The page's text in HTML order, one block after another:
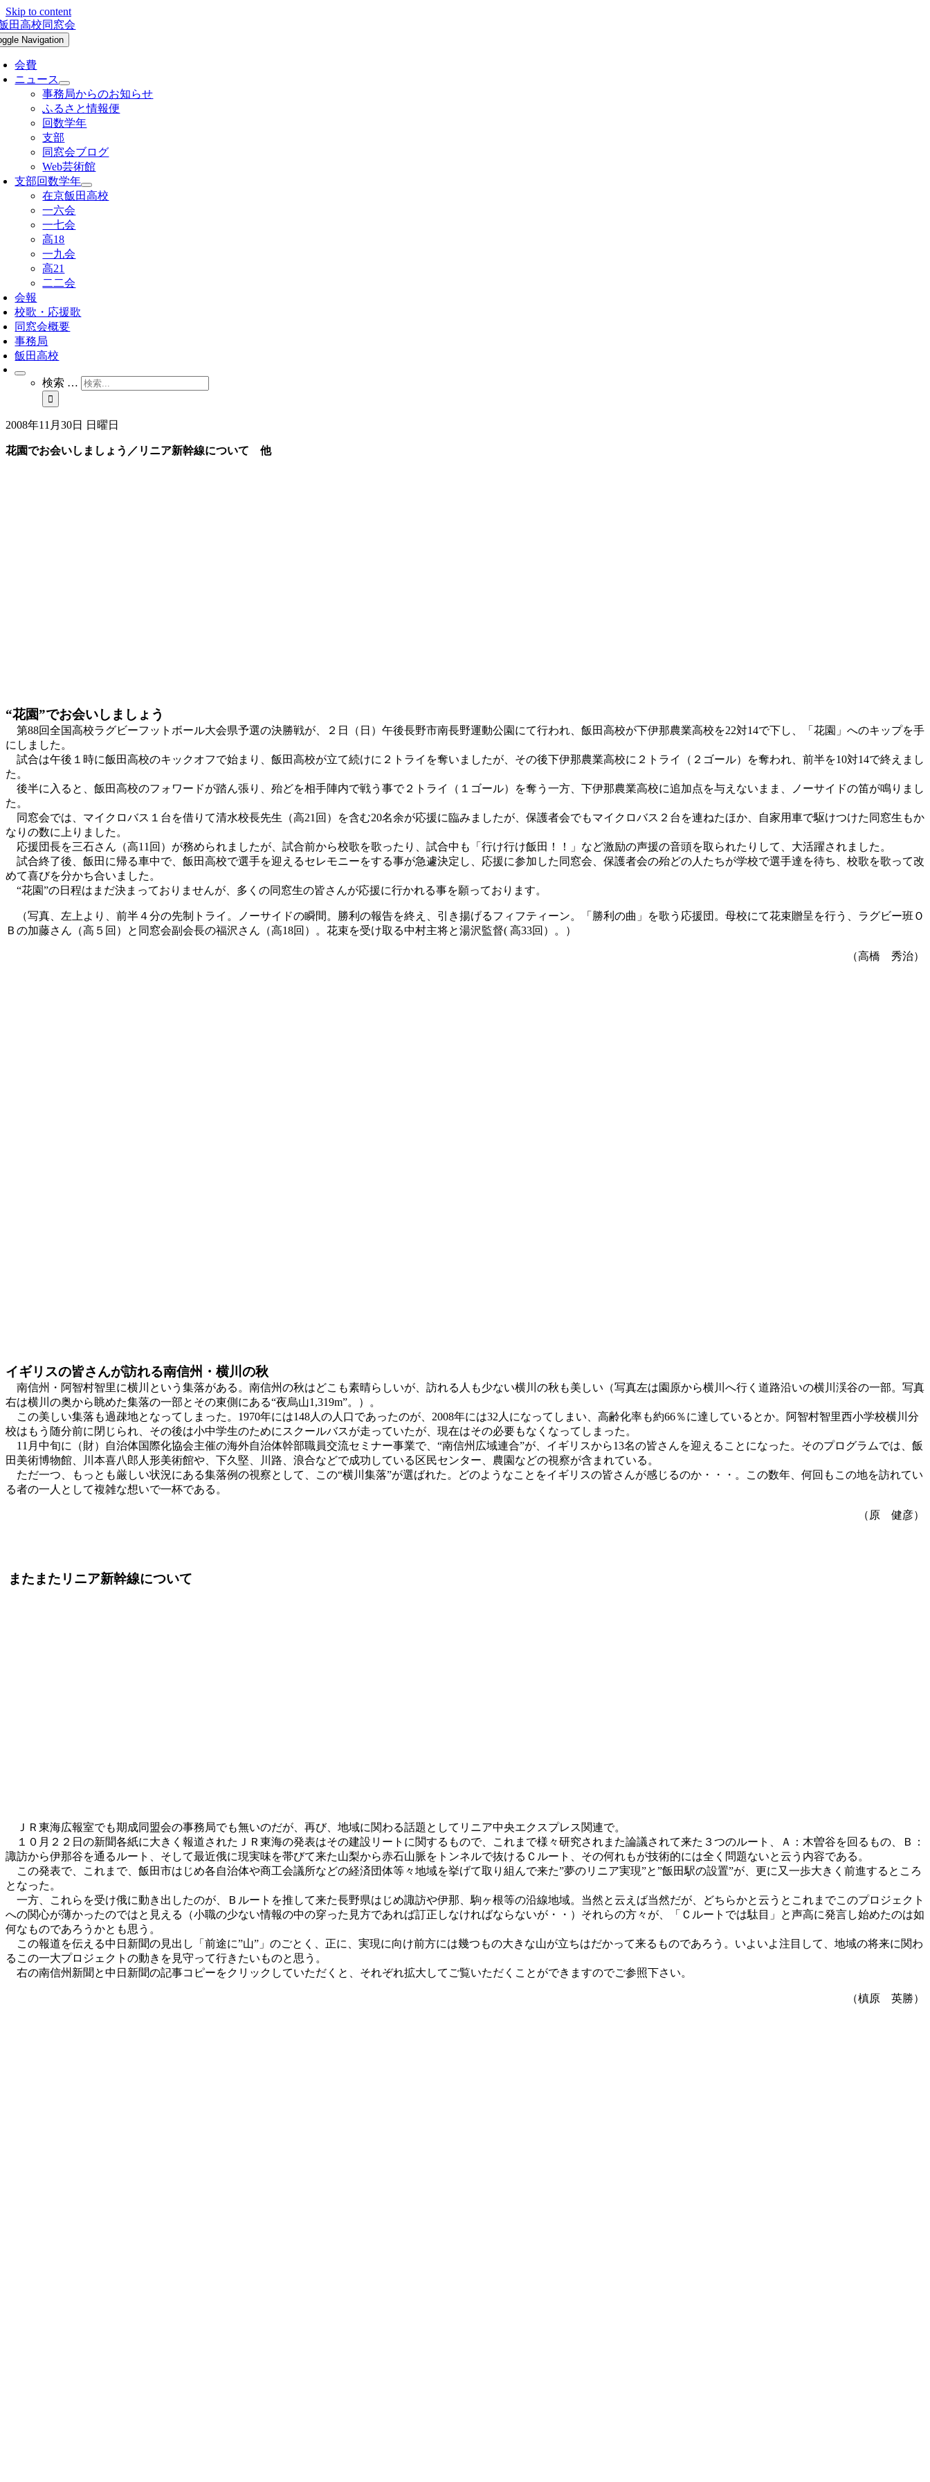
Skip to content
Navigation
会費
ニュース
事務局からのお知らせ
ふるさと情報便
回数学年
支部
同窓会ブログ
Web芸術館
支部回数学年
在京飯田高校
一六会
一七会
高18
一九会
高21
二二会
会報
校歌・応援歌
同窓会概要
事務局
飯田高校
検索 …
2008年11月30日 日曜日
花園でお会いしましょう／リニア新幹線について 他
“花園”でお会いしましょう
第88回全国高校ラグビーフットボール大会県予選の決勝戦が、２日（日）午後長野市南長野運動公園にて行われ、飯田高校が下伊那農業高校を22対14で下し、「花園」へのキップを手
にしました。
試合は午後１時に飯田高校のキックオフで始まり、飯田高校が立て続けに２トライを奪いましたが、その後下伊那農業高校に２トライ（２ゴール）を奪われ、前半を10対14で終えまし
た。
後半に入ると、飯田高校のフォワードが踏ん張り、殆どを相手陣内で戦う事で２トライ（１ゴール）を奪う一方、下伊那農業高校に追加点を与えないまま、ノーサイドの笛が鳴りまし
た。
同窓会では、マイクロバス１台を借りて清水校長先生（高21回）を含む20名余が応援に臨みましたが、保護者会でもマイクロバス２台を連ねたほか、自家用車で駆けつけた同窓生もか
なりの数に上りました。
応援団長を三石さん（高11回）が務められましたが、試合前から校歌を歌ったり、試合中も「行け行け飯田！！」など激励の声援の音頭を取られたりして、大活躍されました。
試合終了後、飯田に帰る車中で、飯田高校で選手を迎えるセレモニーをする事が急遽決定し、応援に参加した同窓会、保護者会の殆どの人たちが学校で選手達を待ち、校歌を歌って改
めて喜びを分かち合いました。
“花園”の日程はまだ決まっておりませんが、多くの同窓生の皆さんが応援に行かれる事を願っております。
（写真、左上より、前半４分の先制トライ。ノーサイドの瞬間。勝利の報告を終え、引き揚げるフィフティーン。「勝利の曲」を歌う応援団。母校にて花束贈呈を行う、ラグビー班Ｏ
Ｂの加藤さん（高５回）と同窓会副会長の福沢さん（高18回）。花束を受け取る中村主将と湯沢監督( 高33回）。）
（高橋 秀治）
イギリスの皆さんが訪れる南信州・横川の秋
南信州・阿智村智里に横川という集落がある。南信州の秋はどこも素晴らしいが、訪れる人も少ない横川の秋も美しい（写真左は園原から横川へ行く道路沿いの横川渓谷の一部。写真
右は横川の奥から眺めた集落の一部とその東側にある“夜烏山1,319m”。）。
この美しい集落も過疎地となってしまった。1970年には148人の人口であったのが、2008年には32人になってしまい、高齢化率も約66％に達しているとか。阿智村智里西小学校横川分
校はもう随分前に閉じられ、その後は小中学生のためにスクールバスが走っていたが、現在はその必要もなくなってしまった。
11月中旬に（財）自治体国際化協会主催の海外自治体幹部職員交流セミナー事業で、“南信州広域連合”が、イギリスから13名の皆さんを迎えることになった。そのプログラムでは、飯
田美術博物館、川本喜八郎人形美術館や、下久堅、川路、浪合などで成功している区民センター、農園などの視察が含まれている。
ただ一つ、もっとも厳しい状況にある集落例の視察として、この“横川集落”が選ばれた。どのようなことをイギリスの皆さんが感じるのか・・・。この数年、何回もこの地を訪れてい
る者の一人として複雑な想いで一杯である。
（原 健彦）
またまたリニア新幹線について
ＪＲ東海広報室でも期成同盟会の事務局でも無いのだが、再び、地域に関わる話題としてリニア中央エクスプレス関連で。
１０月２２日の新聞各紙に大きく報道されたＪＲ東海の発表はその建設リートに関するもので、これまで様々研究されまた論議されて来た３つのルート、Ａ：木曽谷を回るもの、Ｂ：
諏訪から伊那谷を通るルート、そして最近俄に現実味を帯びて来た山梨から赤石山脈をトンネルで抜けるＣルート、その何れもが技術的には全く問題ないと云う内容である。
この発表で、これまで、飯田市はじめ各自治体や商工会議所などの経済団体等々地域を挙げて取り組んで来た”夢のリニア実現”と”飯田駅の設置”が、更に又一歩大きく前進するところ
となった。
一方、これらを受け俄に動き出したのが、Ｂルートを推して来た長野県はじめ諏訪や伊那、駒ヶ根等の沿線地域。当然と云えば当然だが、どちらかと云うとこれまでこのプロジェクト
への関心が薄かったのではと見える（小職の少ない情報の中の穿った見方であれば訂正しなければならないが・・）それらの方々が、「Ｃルートでは駄目」と声高に発言し始めたのは如
何なものであろうかとも思う。
この報道を伝える中日新聞の見出し「前途に”山”」のごとく、正に、実現に向け前方には幾つもの大きな山が立ちはだかって来るものであろう。いよいよ注目して、地域の将来に関わ
るこの一大プロジェクトの動きを見守って行きたいものと思う。
右の南信州新聞と中日新聞の記事コピーをクリックしていただくと、それぞれ拡大してご覧いただくことができますのでご参照下さい。
（槙原 英勝）